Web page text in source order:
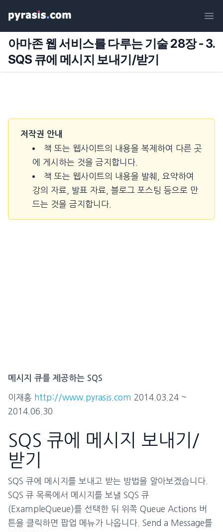
아마존 웹 서비스를 다루는 기술 28장 - 3.
SQS 큐에 메시지 보내기/받기
저작권 안내
책 또는 웹사이트의 내용을 복제하여 다른 곳
에 게시하는 것을 금지합니다.
책 또는 웹사이트의 내용을 발췌, 요약하여
강의 자료, 발표 자료, 블로그 포스팅 등으로 만
드는 것을 금지합니다.
메시지 큐를 제공하는 SQS
이재홍 http://www.pyrasis.com 2014.03.24 ~
2014.06.30
SQS 큐에 메시지 보내기/
받기
SQS 큐에 메시지를 보내고 받는 방법을 알아보겠습니다.
SQS 큐 목록에서 메시지를 보낼 SQS 큐
(ExampleQueue)를 선택한 뒤 위쪽 Queue Actions 버
튼을 클릭하면 팝업 메뉴가 나옵니다. Send a Message를